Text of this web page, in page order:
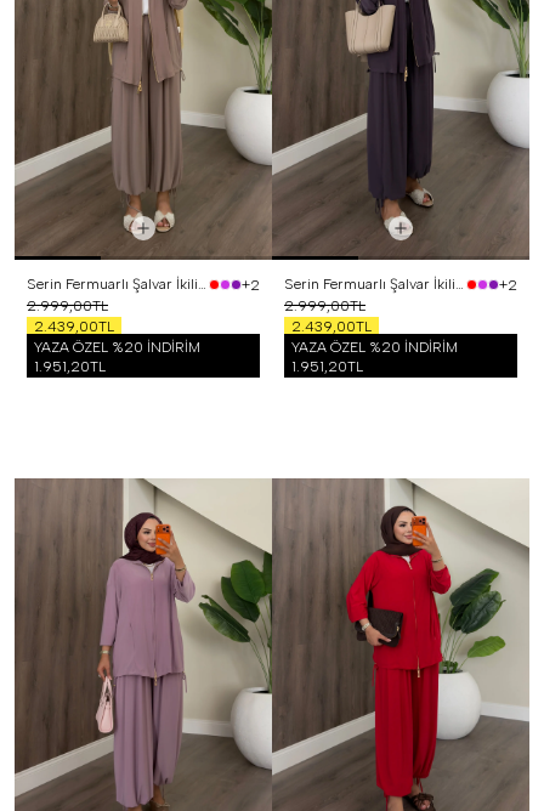
Serin Fermuarlı Şalvar İkili Takım Vizon
+2
2.999,00TL
2.439,00TL
YAZA ÖZEL %20 İNDİRİM
1.951,20TL
Serin Fermuarlı Şalvar İkili Takım Mor
+2
2.999,00TL
2.439,00TL
YAZA ÖZEL %20 İNDİRİM
1.951,20TL